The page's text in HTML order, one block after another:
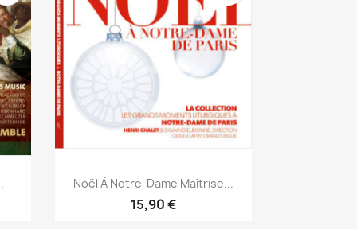
Aperçu rapide
Noël À Notre-Dame Maîtrise...
15,90 €